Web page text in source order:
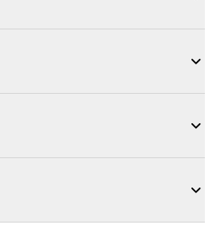


